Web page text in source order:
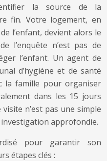
la source de la
fin. Votre logement, en
l’enfant, devient alors le
l’enquête n’est pas de
l’enfant. Un agent de
d’hygiène et de santé
la famille pour organiser
dans les 15 jours
n’est pas une simple
investigation approfondie.
pour garantir son
étapes clés :